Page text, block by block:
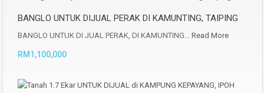
BANGLO UNTUK DIJUAL PERAK DI KAMUNTING, TAIPING
BANGLO UNTUK DI JUAL PERAK, DI KAMUNTING… Read More
RM1,100,000